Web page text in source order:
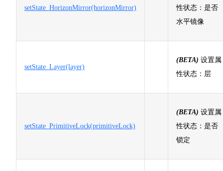
setState_HorizonMirror(horizonMirror)
性状态：是否
水平镜像
setState_Layer(layer)
(BETA) 设置属
性状态：层
setState_PrimitiveLock(primitiveLock)
(BETA) 设置属
性状态：是否
锁定